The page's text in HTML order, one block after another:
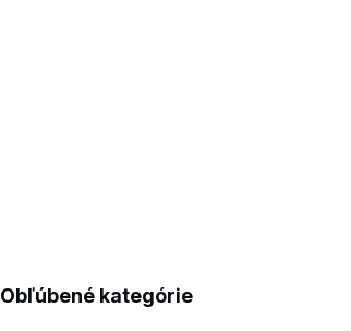
Obľúbené kategórie